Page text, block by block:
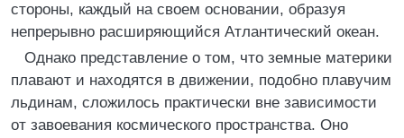
стороны, каждый на своем основании, образуя
непрерывно расширяющийся Атлантический океан.
Однако представление о том, что земные материки
плавают и находятся в движении, подобно плавучим
льдинам, сложилось практически вне зависимости
от завоевания космического пространства. Оно